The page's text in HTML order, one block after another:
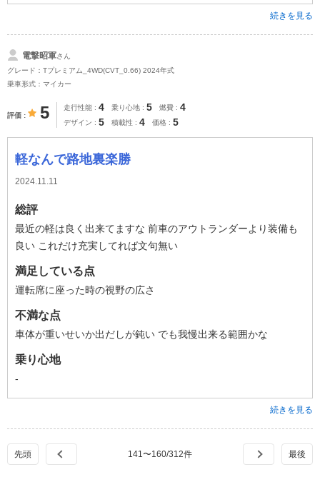
続きを見る
電撃昭軍さん
グレード：Tプレミアム_4WD(CVT_0.66) 2024年式
乗車形式：マイカー
評価 5 走行性能 4 乗り心地 5 燃費 4
デザイン 5 積載性 4 価格 5
軽なんで路地裏楽勝
2024.11.11
総評
最近の軽は良く出来てますな 前車のアウトランダーより装備も
良い これだけ充実してれば文句無い
満足している点
運転席に座った時の視野の広さ
不満な点
車体が重いせいか出だしが鈍い でも我慢出来る範囲かな
乗り心地
-
続きを見る
141〜160/312件